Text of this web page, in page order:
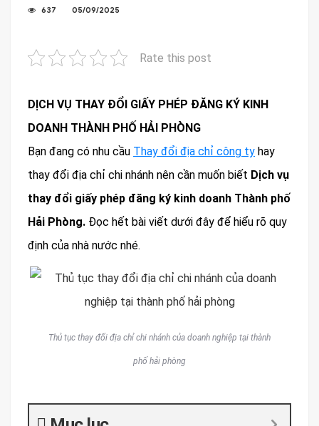
637 05/09/2025
Rate this post
DỊCH VỤ THAY ĐỔI GIẤY PHÉP ĐĂNG KÝ KINH
DOANH THÀNH PHỐ HẢI PHÒNG
Bạn đang có nhu cầu Thay đổi địa chỉ công ty hay
thay đổi địa chỉ chi nhánh nên cần muốn biết Dịch vụ
thay đổi giấy phép đăng ký kinh doanh Thành phố
Hải Phòng. Đọc hết bài viết dưới đây để hiểu rõ quy
định của nhà nước nhé.
Thủ tục thay đổi địa chỉ chi nhánh của doanh nghiệp tại thành
phố hải phòng